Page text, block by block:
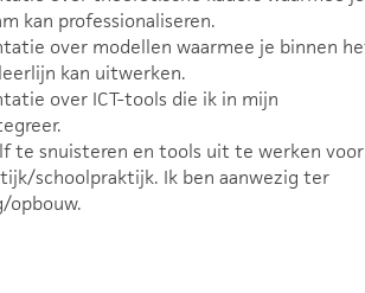
kan professionaliseren.
over modellen waarmee je binnen
kan uitwerken.
over ICT-tools die ik in mijn
te snuisteren en tools uit te werken voor
schoolpraktijk. Ik ben aanwezig ter
opbouw.